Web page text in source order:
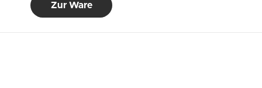
Zur Ware